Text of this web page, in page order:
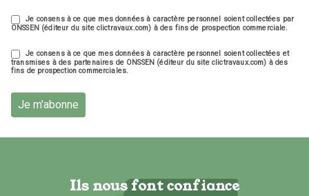
Je consens à ce que mes données à caractère personnel soient collectées par
ONSSEN (éditeur du site clictravaux.com) à des fins de prospection commerciale.
Je consens à ce que mes données à caractère personnel soient collectées et
transmises à des partenaires de ONSSEN (éditeur du site clictravaux.com) à des
fins de prospection commerciales.
Je m'abonne
Ils nous font confiance